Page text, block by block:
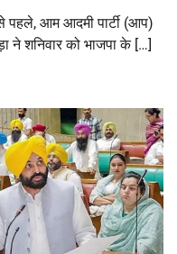
पहले, आम आदमी पार्टी (आप)
ने शनिवार को भाजपा के […]